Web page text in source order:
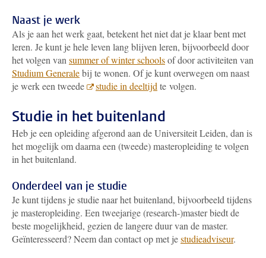
Naast je werk
Als je aan het werk gaat, betekent het niet dat je klaar bent met
leren. Je kunt je hele leven lang blijven leren, bijvoorbeeld door
het volgen van summer of winter schoolsof door activiteiten van
Studium Generalebij te wonen. Of je kunt overwegen om naast
je werk een tweede
studie in deeltijd te volgen.
Studie in het buitenland
Heb je een opleiding afgerond aan de Universiteit Leiden, dan is
het mogelijk om daarna een (tweede) masteropleiding te volgen
in het buitenland.
Onderdeel van je studie
Je kunt tijdens je studie naar het buitenland, bijvoorbeeld tijdens
je masteropleiding. Een tweejarige (research-)master biedt de
beste mogelijkheid, gezien de langere duur van de master.
Geïnteresseerd? Neem dan contact op met jestudieadviseur.